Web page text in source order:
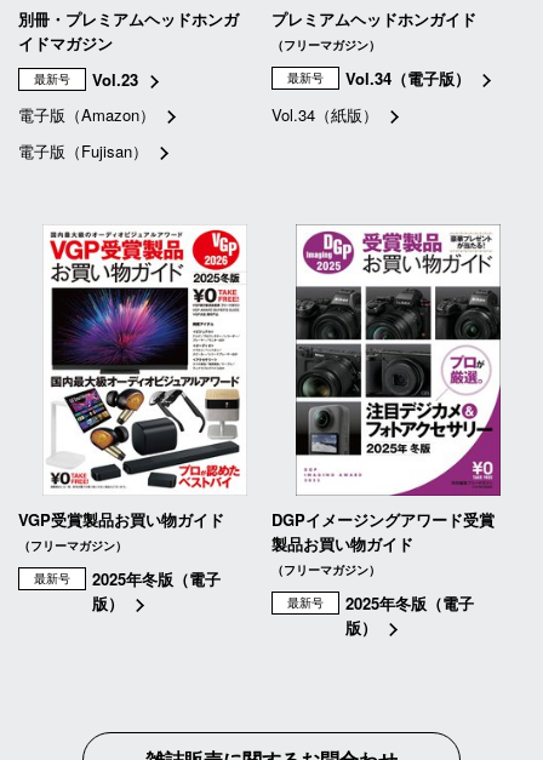
別冊・プレミアムヘッドホンガ
イドマガジン
最新号
Vol.23
電子版（Amazon）
電子版（Fujisan）
プレミアムヘッドホンガイド
（フリーマガジン）
最新号
Vol.34（電子版）
Vol.34（紙版）
VGP受賞製品お買い物ガイド
（フリーマガジン）
最新号
2025年冬版（電子
版）
DGPイメージングアワード受賞
製品お買い物ガイド
（フリーマガジン）
最新号
2025年冬版（電子
版）